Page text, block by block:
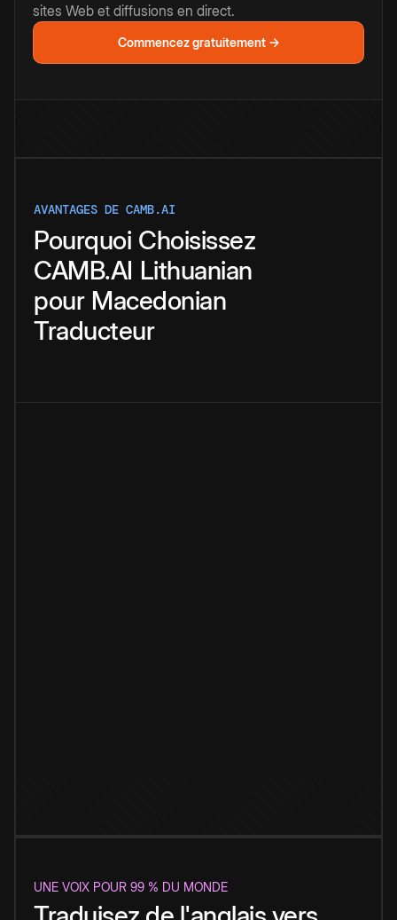
sites Web et diffusions en direct.
Commencez gratuitement →
AVANTAGES DE CAMB.AI
Pourquoi Choisissez
CAMB.AI Lithuanian
pour Macedonian
Traducteur
UNE VOIX POUR 99 % DU MONDE